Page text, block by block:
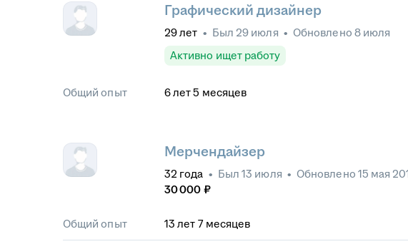
Графический дизайнер
29лет • Был 29 июля • Обновлено 8 июля
Активно ищет работу
Общий опыт 6лет 5 месяцев
Мерчендайзер
32 года • Был 13 июля • Обновлено 15 мая
30 000 ₽
Общий опыт 13 лет 7 месяцев